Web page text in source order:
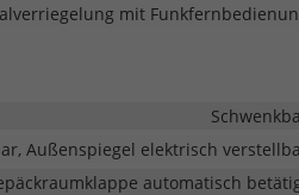
mit
Außenspiegel elektrisch
automatisch